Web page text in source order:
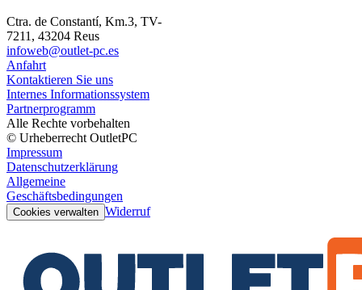
Ctra. de Constantí, Km.3, TV-
7211, 43204 Reus
infoweb@outlet-pc.es
Anfahrt
Kontaktieren Sie uns
Internes Informationssystem
Partnerprogramm
Alle Rechte vorbehalten
© Urheberrecht OutletPC
Impressum
Datenschutzerklärung
Allgemeine
Geschäftsbedingungen
Cookies verwalten Widerruf